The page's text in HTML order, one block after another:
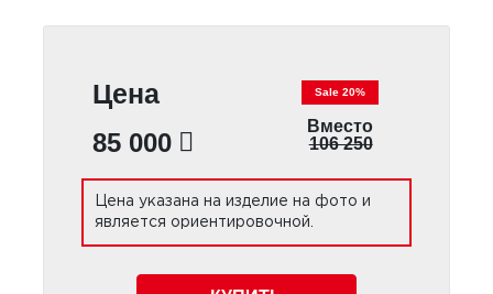
Цена
85 000
Sale 20%
Вместо
106 250
Цена указана на изделие на фото и
является ориентировочной.